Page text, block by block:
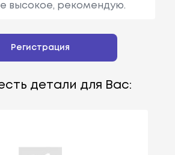
высокое, рекомендую.
Регистрация
детали для Вас: